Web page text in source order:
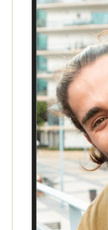
Belgium
FrançaisNederlandsEnglish
Español
Portugal
Português
Russian